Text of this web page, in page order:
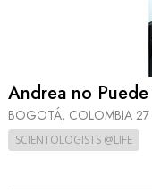
Andrea no
BOGOTÁ, COLOMBIA 27
SCIENTOLOGISTS @LIFE